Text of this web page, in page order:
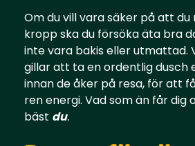
Om du vill vara säker på att du
kropp ska du försöka äta bra
inte vara bakis eller utmattad.
gillar att ta en ordentlig dusch
innan de åker på resa, för att
ren energi. Vad som än får dig
bäst du.